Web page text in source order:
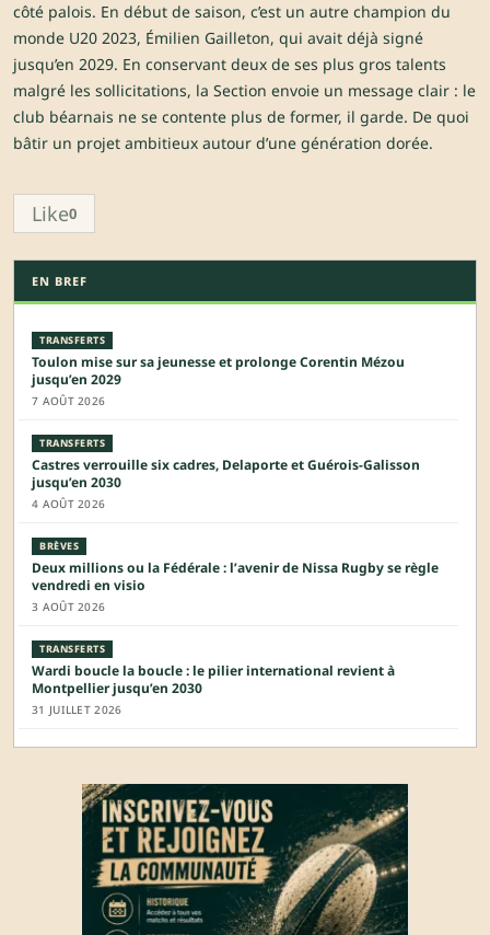
côté palois. En début de saison, c’est un autre champion du
monde U20 2023, Émilien Gailleton, qui avait déjà signé
jusqu’en 2029. En conservant deux de ses plus gros talents
malgré les sollicitations, la Section envoie un message clair : le
club béarnais ne se contente plus de former, il garde. De quoi
bâtir un projet ambitieux autour d’une génération dorée.
Like0
EN BREF
TRANSFERTS
Toulon mise sur sa jeunesse et prolonge Corentin Mézou
jusqu’en 2029
7 AOÛT 2026
TRANSFERTS
Castres verrouille six cadres, Delaporte et Guérois-Galisson
jusqu’en 2030
4 AOÛT 2026
BRÈVES
Deux millions ou la Fédérale : l’avenir de Nissa Rugby se règle
vendredi en visio
3 AOÛT 2026
TRANSFERTS
Wardi boucle la boucle : le pilier international revient à
Montpellier jusqu’en 2030
31 JUILLET 2026